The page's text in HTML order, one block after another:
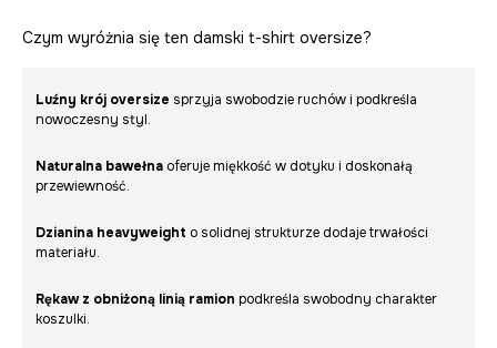
Czym wyróżnia się ten damski t-shirt oversize?
Luźny krój oversize sprzyja swobodzie ruchów i podkreśla
nowoczesny styl.
Naturalna bawełna oferuje miękkość w dotyku i doskonałą
przewiewność.
Dzianina heavyweight o solidnej strukturze dodaje trwałości
materiału.
Rękaw z obniżoną linią ramion podkreśla swobodny charakter
koszulki.